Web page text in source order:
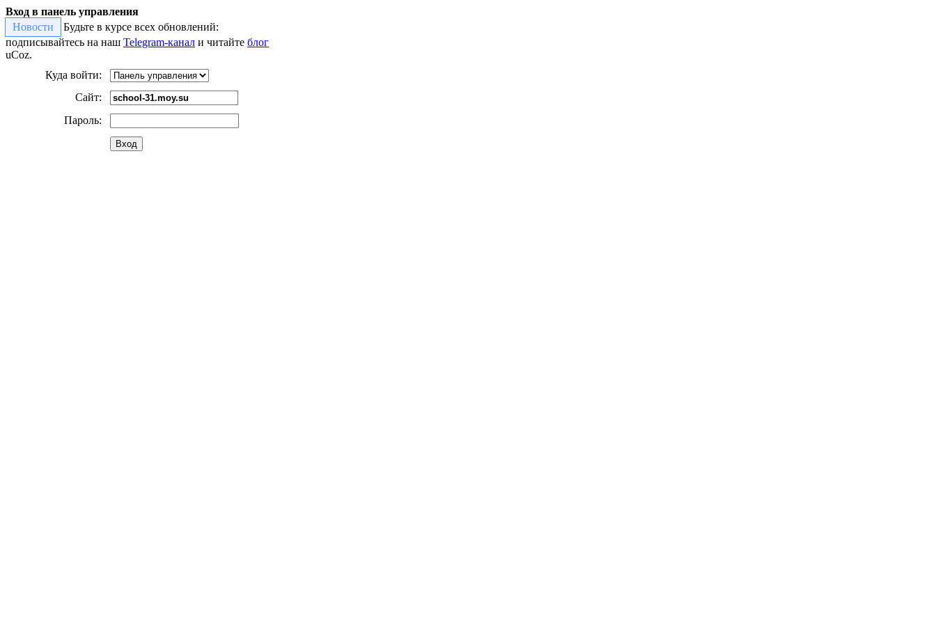
Вход в панель управления
Новости
Будьте в курсе всех обновлений:
подписывайтесь на наш Telegram-канал и читайте блог
uCoz.
Куда войти:
Сайт:
Пароль:
Вход